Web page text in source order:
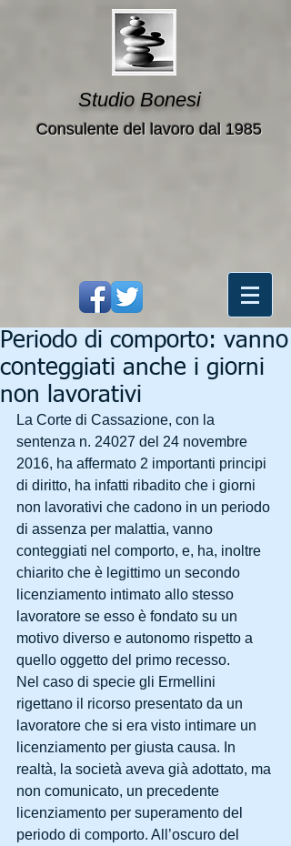
Studio Bonesi
Consulente del lavoro dal 1985
Periodo di comporto: vanno
conteggiati anche i giorni
non lavorativi
La Corte di Cassazione, con la
sentenza n. 24027 del 24 novembre
2016, ha affermato 2 importanti principi
di diritto, ha infatti ribadito che i giorni
non lavorativi che cadono in un periodo
di assenza per malattia, vanno
conteggiati nel comporto, e, ha, inoltre
chiarito che è legittimo un secondo
licenziamento intimato allo stesso
lavoratore se esso è fondato su un
motivo diverso e autonomo rispetto a
quello oggetto del primo recesso.
Nel caso di specie gli Ermellini
rigettano il ricorso presentato da un
lavoratore che si era visto intimare un
licenziamento per giusta causa. In
realtà, la società aveva già adottato, ma
non comunicato, un precedente
licenziamento per superamento del
periodo di comporto. All’oscuro del